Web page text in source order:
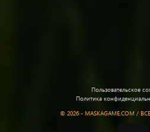
Пользовательское
Политика
© 2026 - MASKAGAME.COM /